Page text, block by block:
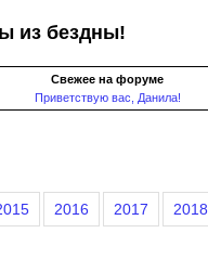
из бездны!
Свежее на форуме
Приветствую вас, Данила!
2016 2017 2018